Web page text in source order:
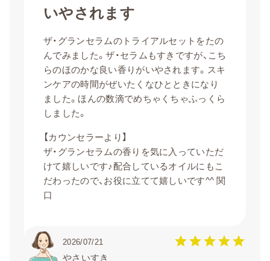
いやされます
ザ・グランセラムのトライアルセットをたの
んでみました。ザ・セラムもすきですが、こち
らのほのかな良い香りがいやされます。スキ
ンケアの時間がぜいたくなひとときになり
ました。ほんの数滴でめちゃくちゃふっくら
しました。
【カウンセラーより】
ザ・グランセラムの香りを気に入っていただ
けて嬉しいです♪配合しているオイルにもこ
だわったので、お役に立てて嬉しいです^^ 関
口
2026/07/21
やさいすき